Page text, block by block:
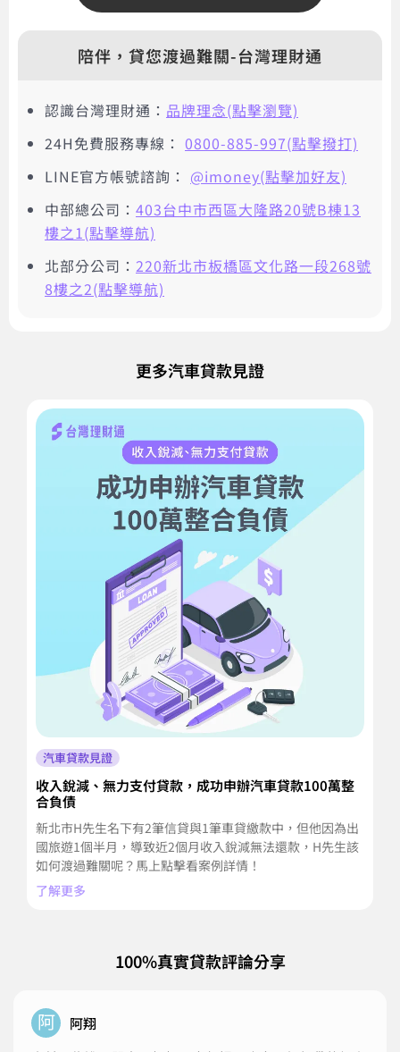
陪伴，貸您渡過難關-台灣理財通
認識台灣理財通： 品牌理念(點擊瀏覽)
24H免費服務專線： 0800-885-997(點擊撥打)
LINE官方帳號諮詢： @imoney(點擊加好友)
中部總公司： 403台中市西區大隆路20號B棟13
樓之1(點擊導航)
北部分公司： 220新北市板橋區文化路一段268號
8樓之2(點擊導航)
更多汽車貸款見證
汽車貸款見證
收入銳減、無力支付貸款，成功申辦汽車貸款100萬整
合負債
新北市H先生名下有2筆信貸與1筆車貸繳款中，但他因為出
國旅遊1個半月，導致近2個月收入銳減無法還款，H先生該
如何渡過難關呢？馬上點擊看案例詳情！
了解更多
100%真實貸款評論分享
阿
阿翔